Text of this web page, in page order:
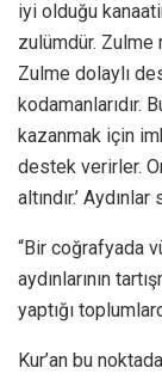
iyi olduğu
zulümdür. Zulme
Zulme dolaylı
kodamanlarıdır.
kazanmak için
destek verirler.
altındır.’
“Bir coğrafyada
aydınlarının
yaptığı
Kur’an bu